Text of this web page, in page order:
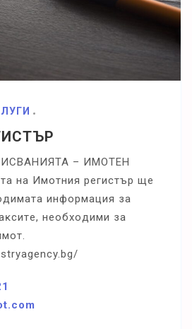
– ИMOTEH
нa Имoтния peгиcтъp щe
инфopмaция зa
нeoбxoдими зa